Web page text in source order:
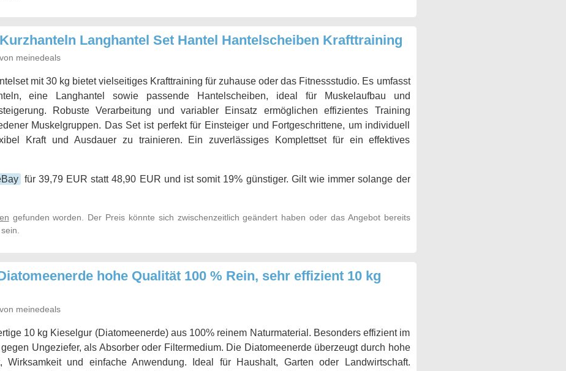
Langhantel Set Hantel Hantelscheiben Krafttraining
meinedeals
mit 30 kg bietet vielseitiges Krafttraining für zuhause oder das Fitnessstudio. Es umfasst
eine Langhantel sowie passende Hantelscheiben, ideal für Muskelaufbau und
Robuste Verarbeitung und variabler Einsatz ermöglichen effizientes Training
Muskelgruppen. Das Set ist perfekt für Einsteiger und Fortgeschrittene, um individuell
Kraft und Ausdauer zu trainieren. Ein zuverlässiges Komplettset für ein effektives
für 39,79 EUR statt 48,90 EUR und ist somit 19% günstiger. Gilt wie immer solange der
gefunden worden. Der Preis könnte sich zwischenzeitlich geändert haben oder das Angebot bereits
hohe Qualität 100 % Rein, sehr effizient 10 kg
meinedeals
10 kg Kieselgur (Diatomeenerde) aus 100% reinem Naturmaterial. Besonders effizient im
gegen Ungeziefer, als Absorber oder Filtermedium. Die Diatomeenerde überzeugt durch hohe
Wirksamkeit und einfache Anwendung. Ideal für Haushalt, Garten oder Landwirtschaft.